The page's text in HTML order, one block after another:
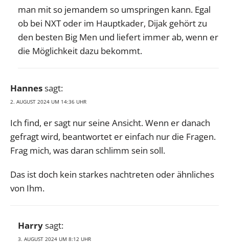
man mit so jemandem so umspringen kann. Egal
ob bei NXT oder im Hauptkader, Dijak gehört zu
den besten Big Men und liefert immer ab, wenn er
die Möglichkeit dazu bekommt.
Hannessagt:
2. AUGUST 2024 UM 14:36 UHR
Ich find, er sagt nur seine Ansicht. Wenn er danach
gefragt wird, beantwortet er einfach nur die Fragen.
Frag mich, was daran schlimm sein soll.
Das ist doch kein starkes nachtreten oder ähnliches
von Ihm.
Harrysagt:
3. AUGUST 2024 UM 8:12 UHR